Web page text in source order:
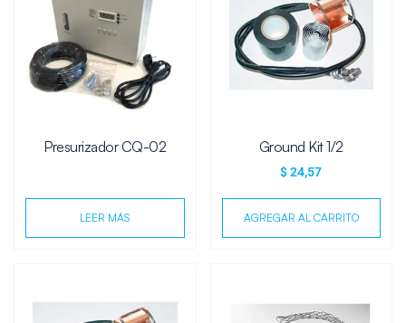
Presurizador CQ-02
LEER MÁS
Ground Kit 1/2
$24,57
AGREGAR AL CARRITO